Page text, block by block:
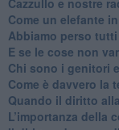
​Come un elefante
​Abbiamo perso tutti
E se le cose non
​Chi sono i genitori
Come è davvero la
Quando il diritto
​L’importanza della